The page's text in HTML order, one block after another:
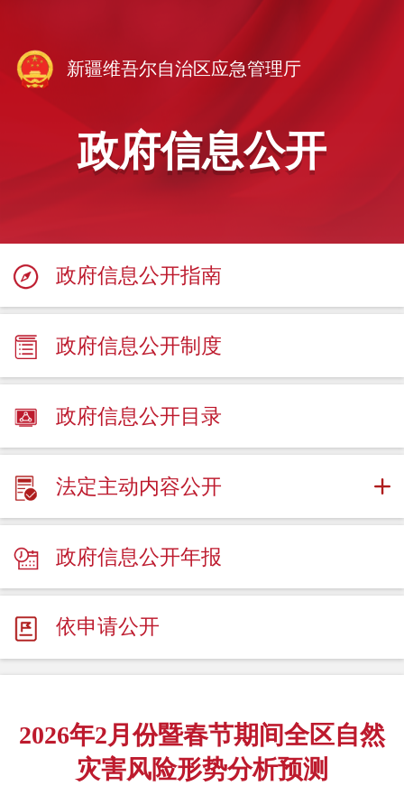
新疆维吾尔自治区应急管理厅
政府信息公开
政府信息公开指南
政府信息公开制度
政府信息公开目录
法定主动内容公开
政府信息公开年报
依申请公开
2026年2月份暨春节期间全区自然
灾害风险形势分析预测